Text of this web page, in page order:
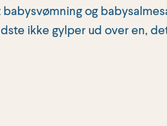
og
ikke gylper ud over en,